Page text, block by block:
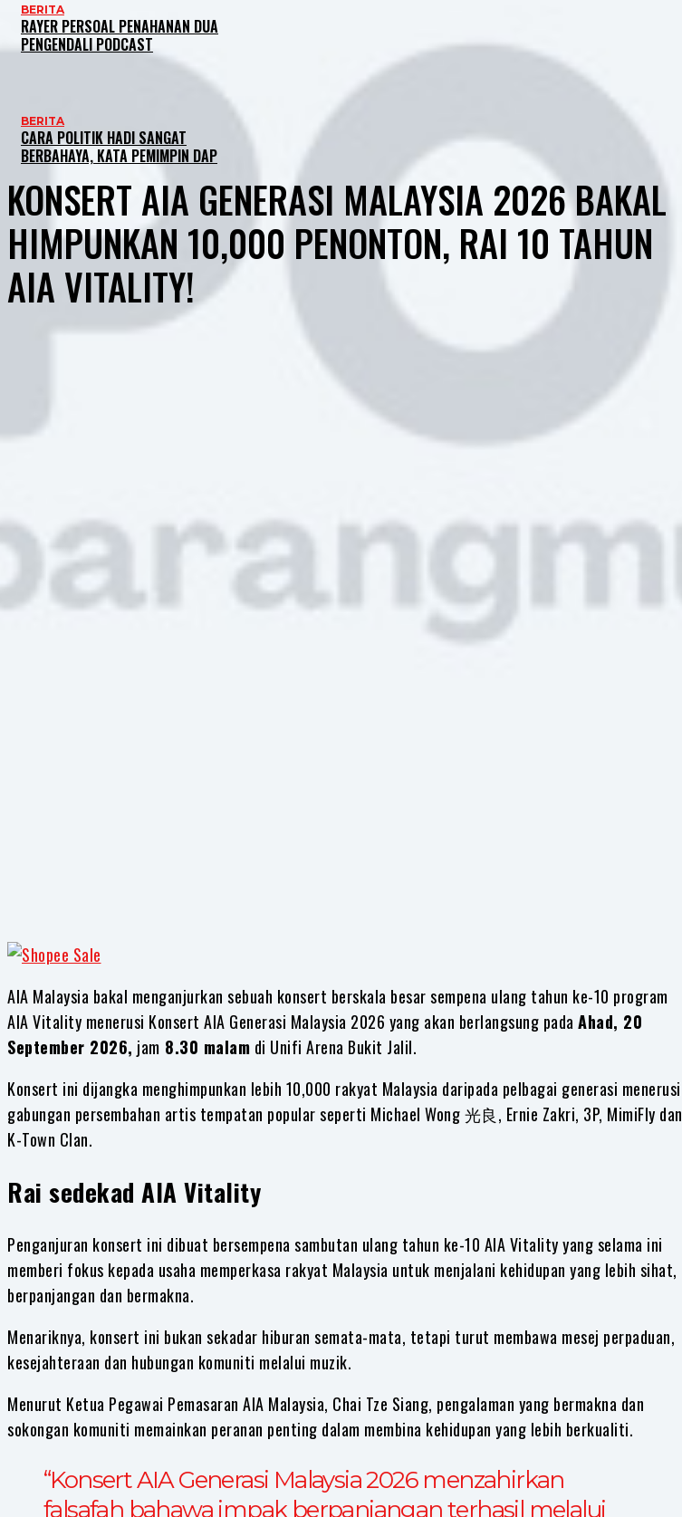
BERITA
RAYER PERSOAL PENAHANAN DUA
PENGENDALI PODCAST
BERITA
CARA POLITIK HADI SANGAT
BERBAHAYA, KATA PEMIMPIN DAP
KONSERT AIA GENERASI MALAYSIA 2026 BAKAL
HIMPUNKAN 10,000 PENONTON, RAI 10 TAHUN
AIA VITALITY!
AIA Malaysia bakal menganjurkan sebuah konsert berskala besar sempena ulang tahun ke-10 program
AIA Vitality menerusi Konsert AIA Generasi Malaysia 2026 yang akan berlangsung pada Ahad, 20
September 2026, jam 8.30 malam di Unifi Arena Bukit Jalil.
Konsert ini dijangka menghimpunkan lebih 10,000 rakyat Malaysia daripada pelbagai generasi menerusi
gabungan persembahan artis tempatan popular seperti Michael Wong 光良, Ernie Zakri, 3P, MimiFly dan
K-Town Clan.
Rai sedekad AIA Vitality
Penganjuran konsert ini dibuat bersempena sambutan ulang tahun ke-10 AIA Vitality yang selama ini
memberi fokus kepada usaha memperkasa rakyat Malaysia untuk menjalani kehidupan yang lebih sihat,
berpanjangan dan bermakna.
Menariknya, konsert ini bukan sekadar hiburan semata-mata, tetapi turut membawa mesej perpaduan,
kesejahteraan dan hubungan komuniti melalui muzik.
Menurut Ketua Pegawai Pemasaran AIA Malaysia, Chai Tze Siang, pengalaman yang bermakna dan
sokongan komuniti memainkan peranan penting dalam membina kehidupan yang lebih berkualiti.
“Konsert AIA Generasi Malaysia 2026 menzahirkan
falsafah bahawa impak berpanjangan terhasil melalui